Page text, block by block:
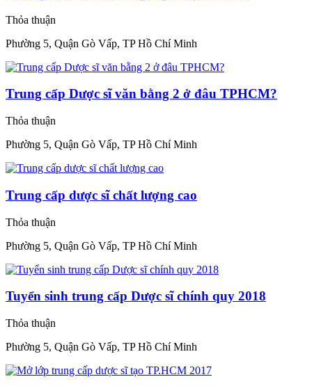
Thỏa thuận
Phường 5, Quận Gò Vấp, TP Hồ Chí Minh
Trung cấp Dược sĩ văn bằng 2 ở đâu TPHCM?
Thỏa thuận
Phường 5, Quận Gò Vấp, TP Hồ Chí Minh
Trung cấp dược sĩ chất lượng cao
Thỏa thuận
Phường 5, Quận Gò Vấp, TP Hồ Chí Minh
Tuyển sinh trung cấp Dược sĩ chính quy 2018
Thỏa thuận
Phường 5, Quận Gò Vấp, TP Hồ Chí Minh